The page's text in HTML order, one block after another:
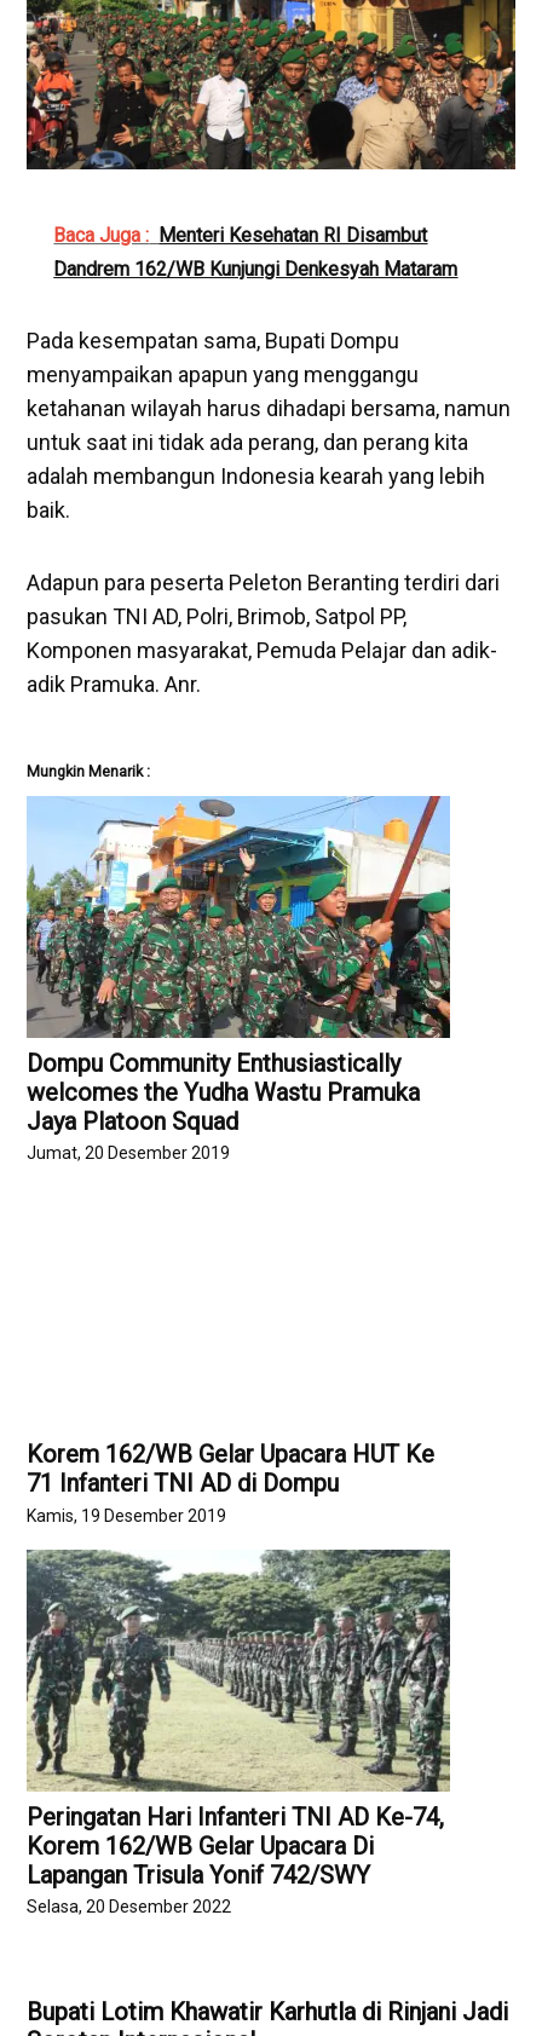
Baca Juga : Menteri Kesehatan RI Disambut
Dandrem 162/WB Kunjungi Denkesyah Mataram
Pada kesempatan sama, Bupati Dompu
menyampaikan apapun yang menggangu
ketahanan wilayah harus dihadapi bersama, namun
untuk saat ini tidak ada perang, dan perang kita
adalah membangun Indonesia kearah yang lebih
baik.
Adapun para peserta Peleton Beranting terdiri dari
pasukan TNI AD, Polri, Brimob, Satpol PP,
Komponen masyarakat, Pemuda Pelajar dan adik-
adik Pramuka. Anr.
Mungkin Menarik :
Dompu Community Enthusiastically
welcomes the Yudha Wastu Pramuka
Jaya Platoon Squad
Jumat, 20 Desember 2019
Korem 162/WB Gelar Upacara HUT Ke
71 Infanteri TNI AD di Dompu
Kamis, 19 Desember 2019
Peringatan Hari Infanteri TNI AD Ke-74,
Korem 162/WB Gelar Upacara Di
Lapangan Trisula Yonif 742/SWY
Selasa, 20 Desember 2022
Bupati Lotim Khawatir Karhutla di Rinjani Jadi